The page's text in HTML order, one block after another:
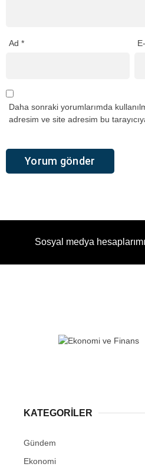
Ad *
Daha sonraki yorumlarımda
adresim ve site adresim bu
Sosyal medya
KATEGORİLER
Gündem
Ekonomi